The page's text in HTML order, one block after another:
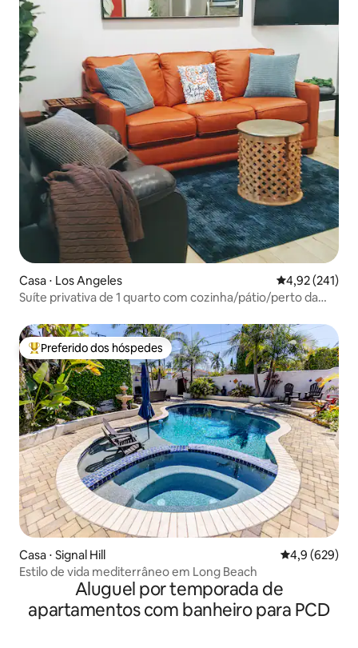
Casa ⋅ Los Angeles 4,92 de uma
4,92 (241)
Suíte privativa de 1 quarto com cozinha/pátio/perto da
Entre os melhores preferidos dos hóspedes
Preferido dos hóspedes
Casa ⋅ Signal Hill 4,9 de uma
4,9 (629)
Estilo de vida mediterrâneo em Long Beach
Aluguel por temporada de
apartamentos com banheiro para PCD